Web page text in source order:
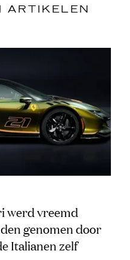
ARTIKELEN
werd vreemd
genomen door
Italianen zelf